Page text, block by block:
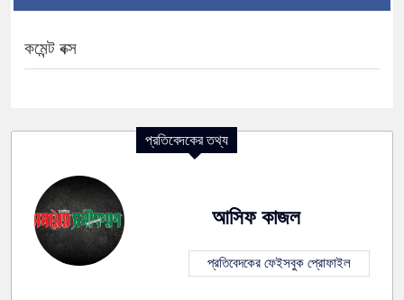
কমেন্ট বক্স
প্রতিবেদকের তথ্য
আসিফ কাজল
প্রতিবেদকের ফেইসবুক প্রোফাইল